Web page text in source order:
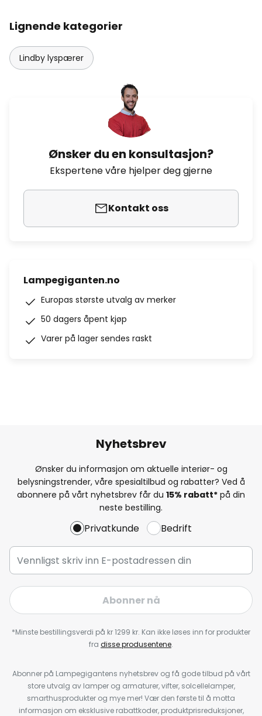
Lignende kategorier
Lindby lyspærer
Ønsker du en konsultasjon?
Ekspertene våre hjelper deg gjerne
Kontakt oss
Lampegiganten.no
Europas største utvalg av merker
50 dagers åpent kjøp
Varer på lager sendes raskt
Nyhetsbrev
Ønsker du informasjon om aktuelle interiør- og
belysningstrender, våre spesialtilbud og rabatter? Ved å
abonnere på vårt nyhetsbrev får du 15% rabatt* på din
neste bestilling.
Privatkunde Bedrift
Abonner nå
*Minste bestillingsverdi på kr 1299 kr. Kan ikke løses inn for produkter
fra disse produsentene.
Abonner på Lampegigantens nyhetsbrev og få gode tilbud på vårt
store utvalg av lamper og armaturer, vifter, solcellelamper,
smarthusprodukter og mye mer! Vær den første til å motta
informasjon om eksklusive rabattkoder, produktprisreduksjoner,